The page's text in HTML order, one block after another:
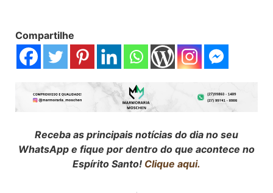
Compartilhe
Receba as principais notícias do dia no seu
WhatsApp e fique por dentro do que acontece no
Espírito Santo! Clique aqui.